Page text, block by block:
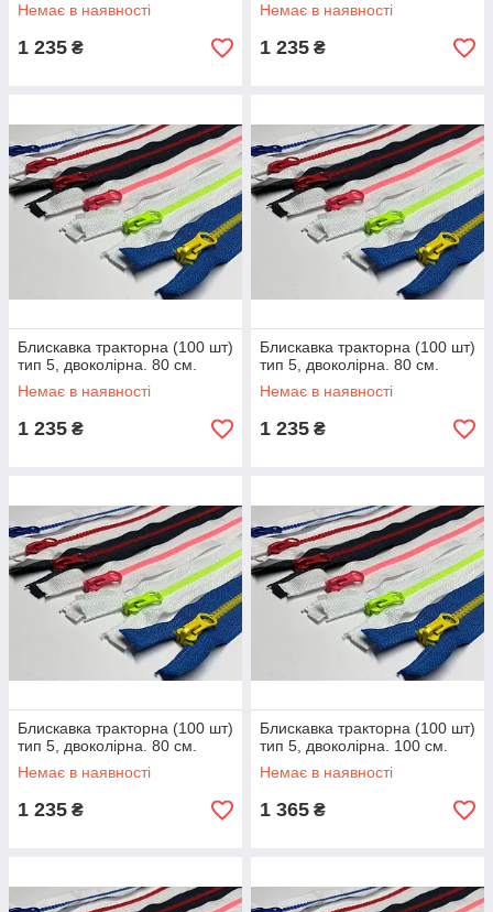
Немає в наявності
1 235 ₴
Немає в наявності
1 235 ₴
Блискавка тракторна (100 шт)
тип 5, двоколірна. 80 см.
Немає в наявності
1 235 ₴
Блискавка тракторна (100 шт)
тип 5, двоколірна. 80 см.
Немає в наявності
1 235 ₴
Блискавка тракторна (100 шт)
тип 5, двоколірна. 80 см.
Немає в наявності
1 235 ₴
Блискавка тракторна (100 шт)
тип 5, двоколірна. 100 см.
Немає в наявності
1 365 ₴